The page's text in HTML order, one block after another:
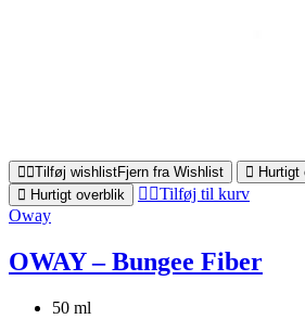
Tilføj wishlistFjern fra Wishlist
Hurtigt
Hurtigt overblik
Tilføj til kurv
Oway
OWAY – Bungee Fiber
50 ml